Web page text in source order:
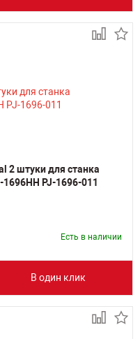
2 штуки для станка
1696HH PJ-1696-011
Есть в наличии
В один клик